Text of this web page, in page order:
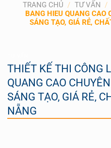
TRANG CHỦ / TƯ VẤN /
BANG HIEU QUANG CAO
SÁNG TẠO, GIÁ RẺ,
THIẾT KẾ THI CÔNG
QUANG CAO
SÁNG TẠO, GIÁ RẺ,
NẴNG